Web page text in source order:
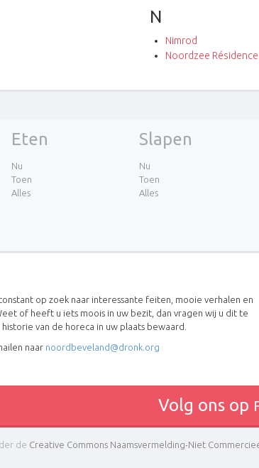
N
Nimrod
Noordzee
Eten
Nu
Toen
Alles
Slapen
Nu
Toen
Alles
op zoek naar interessante feiten, mooie verhalen en
of heeft u iets moois in uw bezit, dan vragen wij u dit te
van de horeca in uw plaats bewaard.
naar noordbeveland@dronk.org
Volg ons op
de Creative Commons Naamsvermelding-Niet